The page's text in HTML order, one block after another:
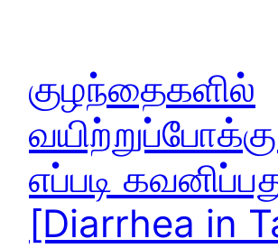
குழந்தைகளில்
எப்படி
[Diarrhea in